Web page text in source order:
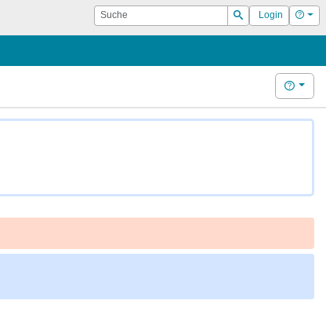
Suche
Suchen
Login Hilfe
Hilfe